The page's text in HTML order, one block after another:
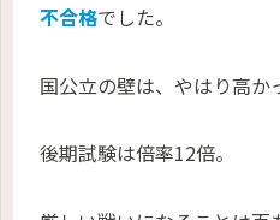
不合格でした。
国公立の壁は、やはり高か
後期試験は倍率12倍。